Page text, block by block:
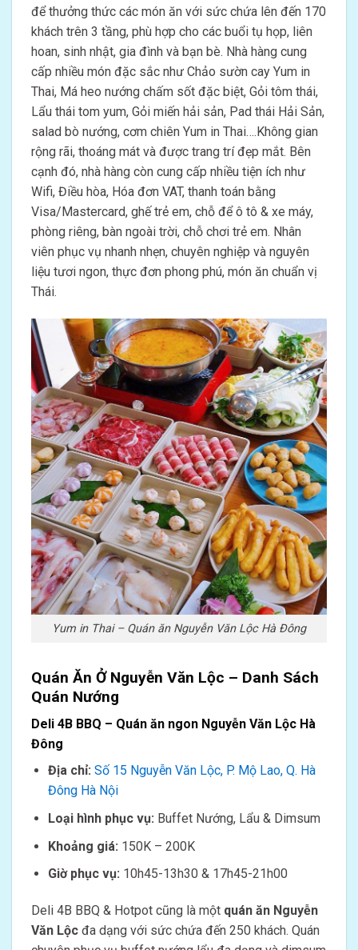
để thưởng thức các món ăn với sức chứa lên đến 170
khách trên 3 tầng, phù hợp cho các buổi tụ họp, liên
hoan, sinh nhật, gia đình và bạn bè. Nhà hàng cung
cấp nhiều món đặc sắc như Chảo sườn cay Yum in
Thai, Má heo nướng chấm sốt đặc biệt, Gỏi tôm thái,
Lẩu thái tom yum, Gỏi miến hải sản, Pad thái Hải Sản,
salad bò nướng, cơm chiên Yum in Thai….Không gian
rộng rãi, thoáng mát và được trang trí đẹp mắt. Bên
cạnh đó, nhà hàng còn cung cấp nhiều tiện ích như
Wifi, Điều hòa, Hóa đơn VAT, thanh toán bằng
Visa/Mastercard, ghế trẻ em, chỗ để ô tô & xe máy,
phòng riêng, bàn ngoài trời, chỗ chơi trẻ em. Nhân
viên phục vụ nhanh nhẹn, chuyên nghiệp và nguyên
liệu tươi ngon, thực đơn phong phú, món ăn chuẩn vị
Thái.
Yum in Thai – Quán ăn Nguyễn Văn Lộc Hà Đông
Quán Ăn Ở Nguyễn Văn Lộc – Danh Sách
Quán Nướng
Deli 4B BBQ – Quán ăn ngon Nguyễn Văn Lộc Hà
Đông
Địa chỉ: Số 15 Nguyễn Văn Lộc, P. Mộ Lao, Q. Hà
Đông Hà Nội
Loại hình phục vụ: Buffet Nướng, Lẩu & Dimsum
Khoảng giá: 150K – 200K
Giờ phục vụ: 10h45-13h30 & 17h45-21h00
Deli 4B BBQ & Hotpot cũng là một quán ăn Nguyễn
Văn Lộc đa dạng với sức chứa đến 250 khách. Quán